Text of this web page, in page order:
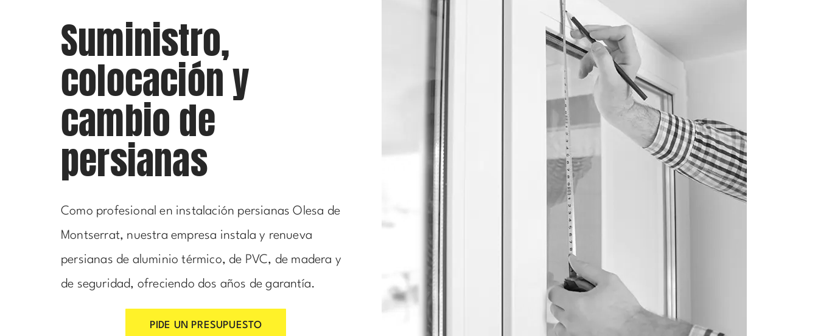
Suministro,
colocación y
cambio de
persianas
Como profesional en instalación persianas Olesa de
Montserrat, nuestra empresa instala y renueva
persianas de aluminio térmico, de PVC, de madera y
de seguridad, ofreciendo dos años de garantía.
PIDE UN PRESUPUESTO